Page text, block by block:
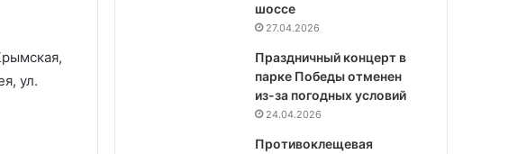
ул.
шоссе
27.04.2026
Праздничный концерт в
парке Победы отменен
из-за погодных условий
24.04.2026
Противоклещевая